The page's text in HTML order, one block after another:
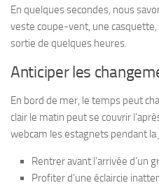
En quelques secondes, nous
veste coupe-vent, une
sortie de quelques heures.
Anticiper les
En bord de mer, le temps peut
clair le matin peut se couvrir
webcam les estagnets pendant
Rentrer avant l’arrivée d’un
Profiter d’une éclaircie